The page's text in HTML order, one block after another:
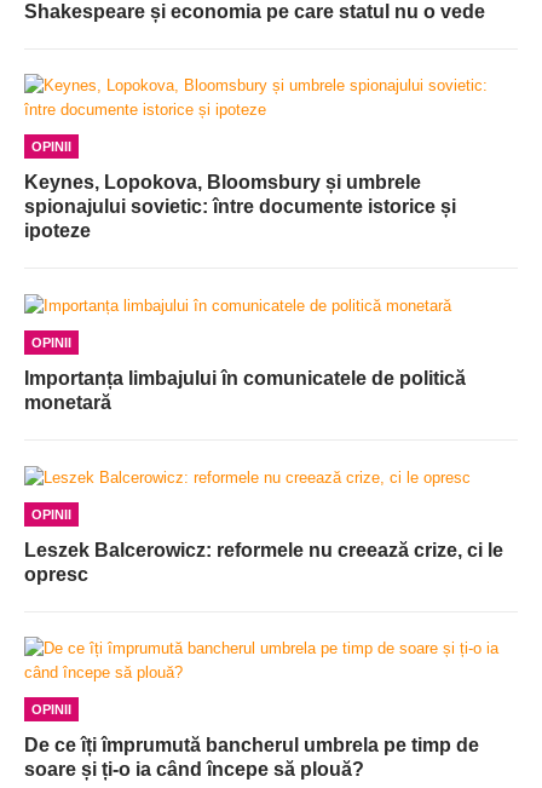
Shakespeare și economia pe care statul nu o vede
OPINII
Keynes, Lopokova, Bloomsbury și umbrele
spionajului sovietic: între documente istorice și
ipoteze
OPINII
Importanța limbajului în comunicatele de politică
monetară
OPINII
Leszek Balcerowicz: reformele nu creează crize, ci le
opresc
OPINII
De ce îți împrumută bancherul umbrela pe timp de
soare și ți-o ia când începe să plouă?